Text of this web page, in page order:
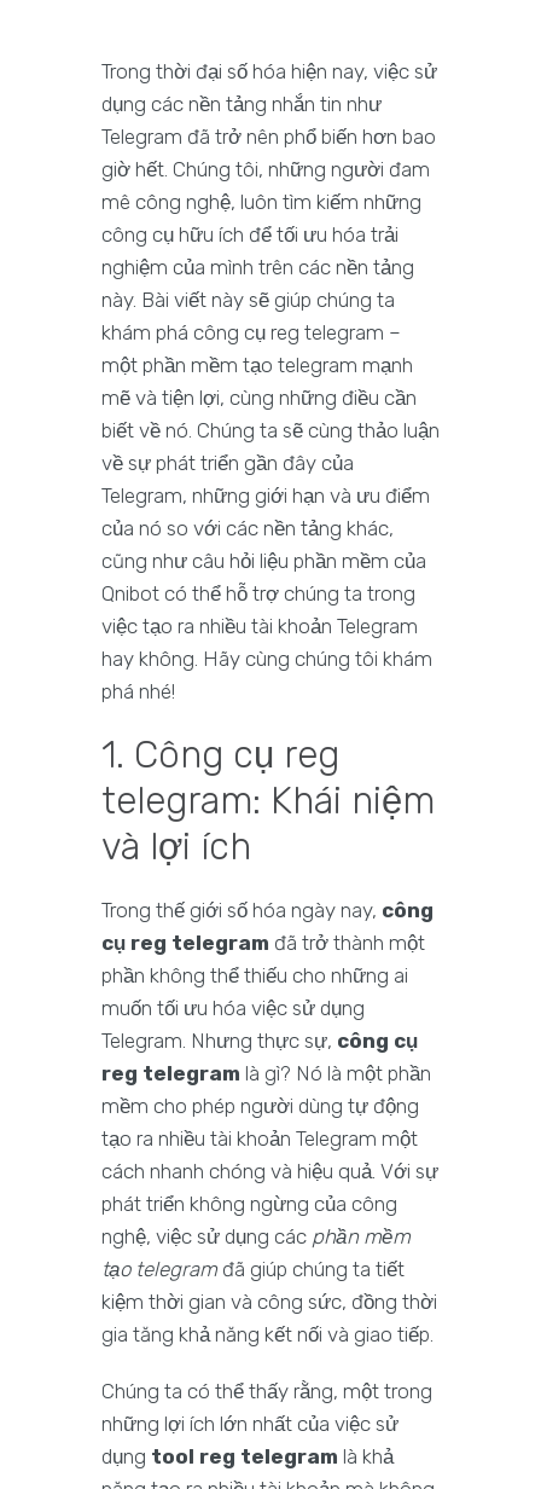
Trong thời đại số hóa hiện nay, việc sử
dụng các nền tảng nhắn tin như
Telegram đã trở nên phổ biến hơn bao
giờ hết. Chúng tôi, những người đam
mê công nghệ, luôn tìm kiếm những
công cụ hữu ích để tối ưu hóa trải
nghiệm của mình trên các nền tảng
này. Bài viết này sẽ giúp chúng ta
khám phá công cụ reg telegram –
một phần mềm tạo telegram mạnh
mẽ và tiện lợi, cùng những điều cần
biết về nó. Chúng ta sẽ cùng thảo luận
về sự phát triển gần đây của
Telegram, những giới hạn và ưu điểm
của nó so với các nền tảng khác,
cũng như câu hỏi liệu phần mềm của
Qnibot có thể hỗ trợ chúng ta trong
việc tạo ra nhiều tài khoản Telegram
hay không. Hãy cùng chúng tôi khám
phá nhé!
1. Công cụ reg
telegram: Khái niệm
và lợi ích
Trong thế giới số hóa ngày nay, công
cụ reg telegram đã trở thành một
phần không thể thiếu cho những ai
muốn tối ưu hóa việc sử dụng
Telegram. Nhưng thực sự, công cụ
reg telegram là gì? Nó là một phần
mềm cho phép người dùng tự động
tạo ra nhiều tài khoản Telegram một
cách nhanh chóng và hiệu quả. Với sự
phát triển không ngừng của công
nghệ, việc sử dụng các phần mềm
tạo telegram đã giúp chúng ta tiết
kiệm thời gian và công sức, đồng thời
gia tăng khả năng kết nối và giao tiếp.
Chúng ta có thể thấy rằng, một trong
những lợi ích lớn nhất của việc sử
dụng tool reg telegram là khả